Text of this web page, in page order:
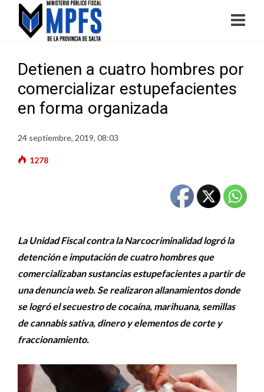
Detienen a cuatro hombres por
comercializar estupefacientes
en forma organizada
24 septiembre, 2019, 08:03
1278
La Unidad Fiscal contra la Narcocriminalidad logró la
detención e imputación de cuatro hombres que
comercializaban sustancias estupefacientes a partir de
una denuncia web. Se realizaron allanamientos donde
se logró el secuestro de cocaína, marihuana, semillas
de cannabis sativa, dinero y elementos de corte y
fraccionamiento.